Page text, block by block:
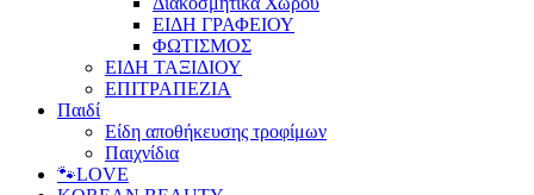
ΕΙΔΗ ΓΡΑΦΕΙΟΥ
ΦΩΤΙΣΜΟΣ
ΕΙΔΗ ΤΑΞΙΔΙΟΥ
ΕΠΙΤΡΑΠΕΖΙΑ
Παιδί
Είδη αποθήκευσης τροφίμων
Παιχνίδια
🐾LOVE